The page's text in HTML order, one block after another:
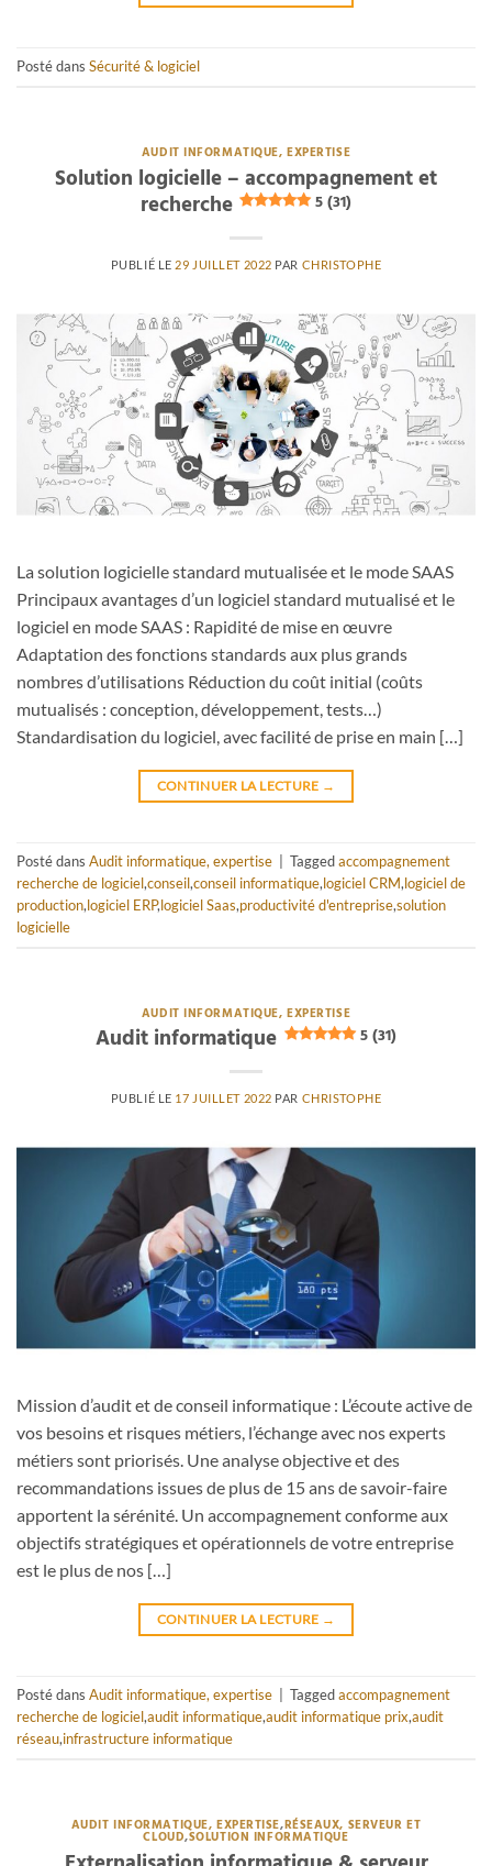
Posté dans Sécurité & logiciel
AUDIT INFORMATIQUE, EXPERTISE
Solution logicielle – accompagnement et
recherche
5 (31)
PUBLIÉ LE 29 JUILLET 2022 PAR CHRISTOPHE
La solution logicielle standard mutualisée et le mode SAAS
Principaux avantages d’un logiciel standard mutualisé et le
logiciel en mode SAAS : Rapidité de mise en œuvre
Adaptation des fonctions standards aux plus grands
nombres d’utilisations Réduction du coût initial (coûts
mutualisés : conception, développement, tests…)
Standardisation du logiciel, avec facilité de prise en main […]
CONTINUER LA LECTURE →
Posté dans Audit informatique, expertise Taggedaccompagnement
recherche de logiciel,conseil,conseil informatique,logiciel CRM,logiciel de
production,logiciel ERP,logiciel Saas,productivité d'entreprise,solution
logicielle
AUDIT INFORMATIQUE, EXPERTISE
Audit informatique 5 (31)
PUBLIÉ LE 17 JUILLET 2022 PAR CHRISTOPHE
Mission d’audit et de conseil informatique : L’écoute active de
vos besoins et risques métiers, l’échange avec nos experts
métiers sont priorisés. Une analyse objective et des
recommandations issues de plus de 15 ans de savoir-faire
apportent la sérénité. Un accompagnement conforme aux
objectifs stratégiques et opérationnels de votre entreprise
est le plus de nos […]
CONTINUER LA LECTURE →
Posté dans Audit informatique, expertise Taggedaccompagnement
recherche de logiciel,audit informatique,audit informatique prix,audit
réseau,infrastructure informatique
AUDIT INFORMATIQUE, EXPERTISE,RÉSEAUX, SERVEUR ET
CLOUD,SOLUTION INFORMATIQUE